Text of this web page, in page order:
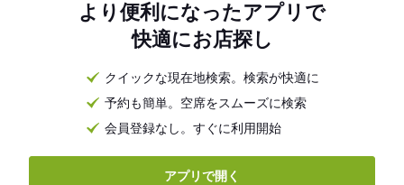
より便利になったアプリで
快適にお店探し
クイックな現在地検索。検索が快適に
予約も簡単。空席をスムーズに検索
会員登録なし。すぐに利用開始
アプリで開く